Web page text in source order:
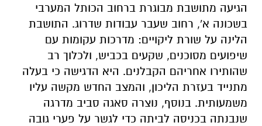
הגיעה מתושבת מבוגרת ברחוב הכותל המערבי
בשכונה א', רחוב שעבר עבודות שדרוג. התושבת
הלינה על שורת ליקויים: מדרכות עקומות עם
שיפועים מסוכנים, שקעים בכביש, ולכלוך רב
שהותירו אחריהם הקבלנים. היא הדגישה כי בעלה
מתנייד בעזרת הליכון, והמצב החדש מקשה עליו
משמעותית. בנוסף, נוצרה סאגה סביב מדרגה
שנבנתה בכניסה לביתה כדי לגשר על פערי גובה